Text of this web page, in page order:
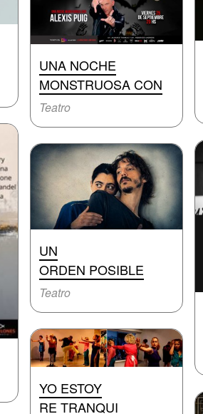
UNA NOCHE
MONSTRUOSA CON
Teatro
UN
ORDEN POSIBLE
Teatro
YO ESTOY
RE TRANQUI